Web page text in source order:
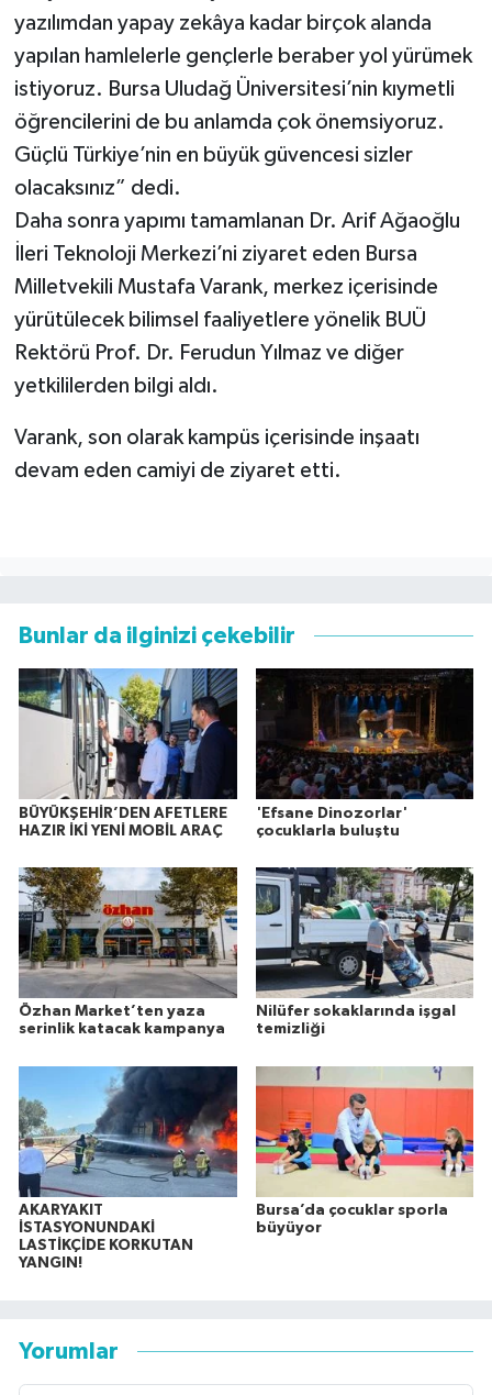
yazılımdan yapay zekâya kadar birçok alanda
yapılan hamlelerle gençlerle beraber yol yürümek
istiyoruz. Bursa Uludağ Üniversitesi’nin kıymetli
öğrencilerini de bu anlamda çok önemsiyoruz.
Güçlü Türkiye’nin en büyük güvencesi sizler
olacaksınız” dedi.
Daha sonra yapımı tamamlanan Dr. Arif Ağaoğlu
İleri Teknoloji Merkezi’ni ziyaret eden Bursa
Milletvekili Mustafa Varank, merkez içerisinde
yürütülecek bilimsel faaliyetlere yönelik BUÜ
Rektörü Prof. Dr. Ferudun Yılmaz ve diğer
yetkililerden bilgi aldı.
Varank, son olarak kampüs içerisinde inşaatı
devam eden camiyi de ziyaret etti.
Bunlar da ilginizi çekebilir
BÜYÜKŞEHİR’DEN AFETLERE
HAZIR İKİ YENİ MOBİL ARAÇ
'Efsane Dinozorlar'
çocuklarla buluştu
Özhan Market’ten yaza
serinlik katacak kampanya
Nilüfer sokaklarında işgal
temizliği
AKARYAKIT
İSTASYONUNDAKİ
LASTİKÇİDE KORKUTAN
YANGIN!
Bursa’da çocuklar sporla
büyüyor
Yorumlar